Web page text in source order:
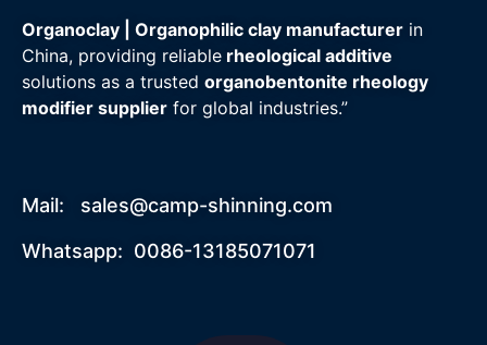
Organoclay | Organophilic clay manufacturer in
China, providing reliable rheological additive
solutions as a trusted organobentonite rheology
modifier supplier for global industries.”
Mail: sales@camp-shinning.com
Whatsapp: 0086-13185071071